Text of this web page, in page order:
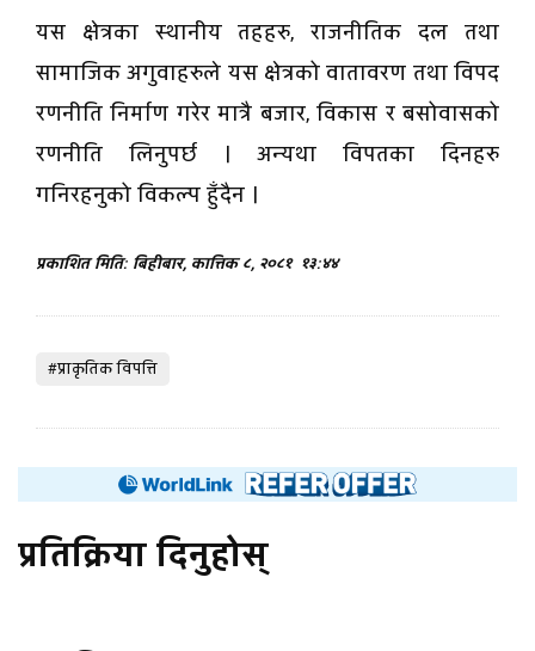
यस क्षेत्रका स्थानीय तहहरु, राजनीतिक दल तथा
सामाजिक अगुवाहरुले यस क्षेत्रको वातावरण तथा विपद
रणनीति निर्माण गरेर मात्रै बजार, विकास र बसोवासको
रणनीति लिनुपर्छ । अन्यथा विपतका दिनहरु
गनिरहनुको विकल्प हुँदैन ।
प्रकाशित मिति: बिहीबार, कात्तिक ८, २०८१ १३:४४
#प्राकृतिक विपत्ति
प्रतिक्रिया दिनुहोस्